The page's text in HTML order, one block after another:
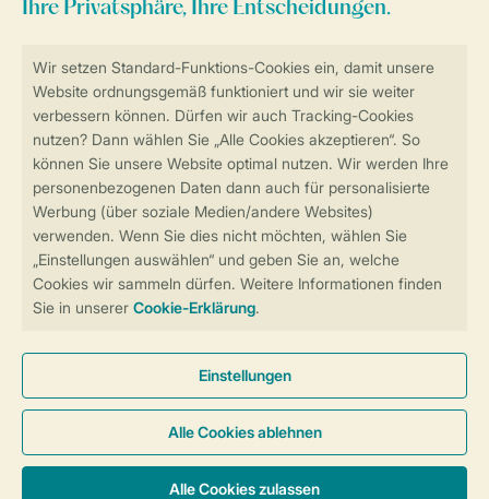
Sicherstellung Deiner Privatsphäre
Sicher und schnell zur Online-Buchung
Sichere Datenübertragung
Sicheres Bezahlen
Cookies und Banner
Barrierefreiheit
© 2026 Landal GreenParks GmbH